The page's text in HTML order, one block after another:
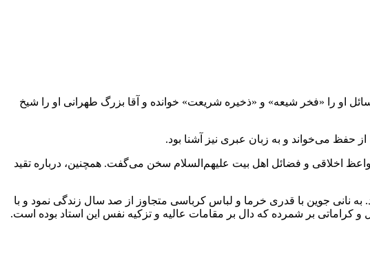
او را «فخر شیعه» و «ذخیره شریعت» خوانده و آقا بزرگ طهرانی او را شیخ
از حفظ می‌خواند و به زبان عبری نیز آشنا بود.
اخلاقی و فضائل اهل بیت علیهم‌السلام سخن می‌گفت. همچنین، درباره تقید
به نانی جوین با قدری خرما و لباس کرباسی متجاوز از صد سال زندگی نمود و با
و کراماتی بر شمرده که دال بر مقامات عالیه و تزکیه نفس این استاد بوده است.